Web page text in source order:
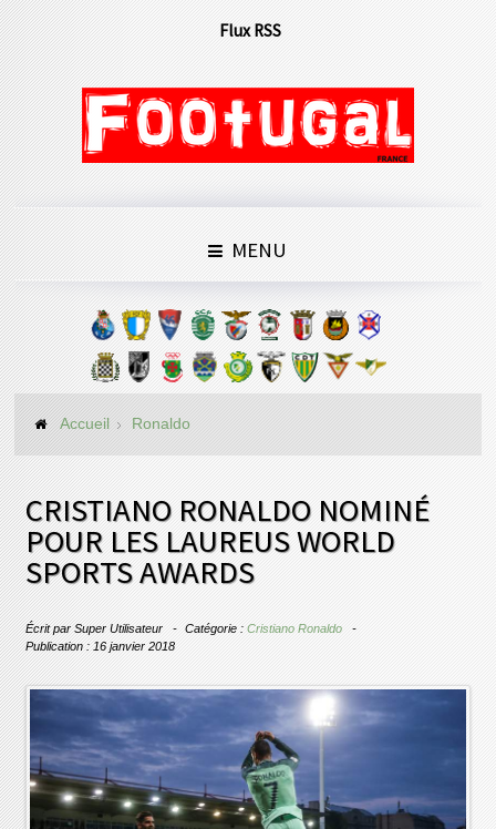
Flux RSS
MENU
Accueil Ronaldo
CRISTIANO RONALDO NOMINÉ
POUR LES LAUREUS WORLD
SPORTS AWARDS
Écrit parSuper Utilisateur Catégorie :Cristiano Ronaldo
Publication : 16 janvier 2018